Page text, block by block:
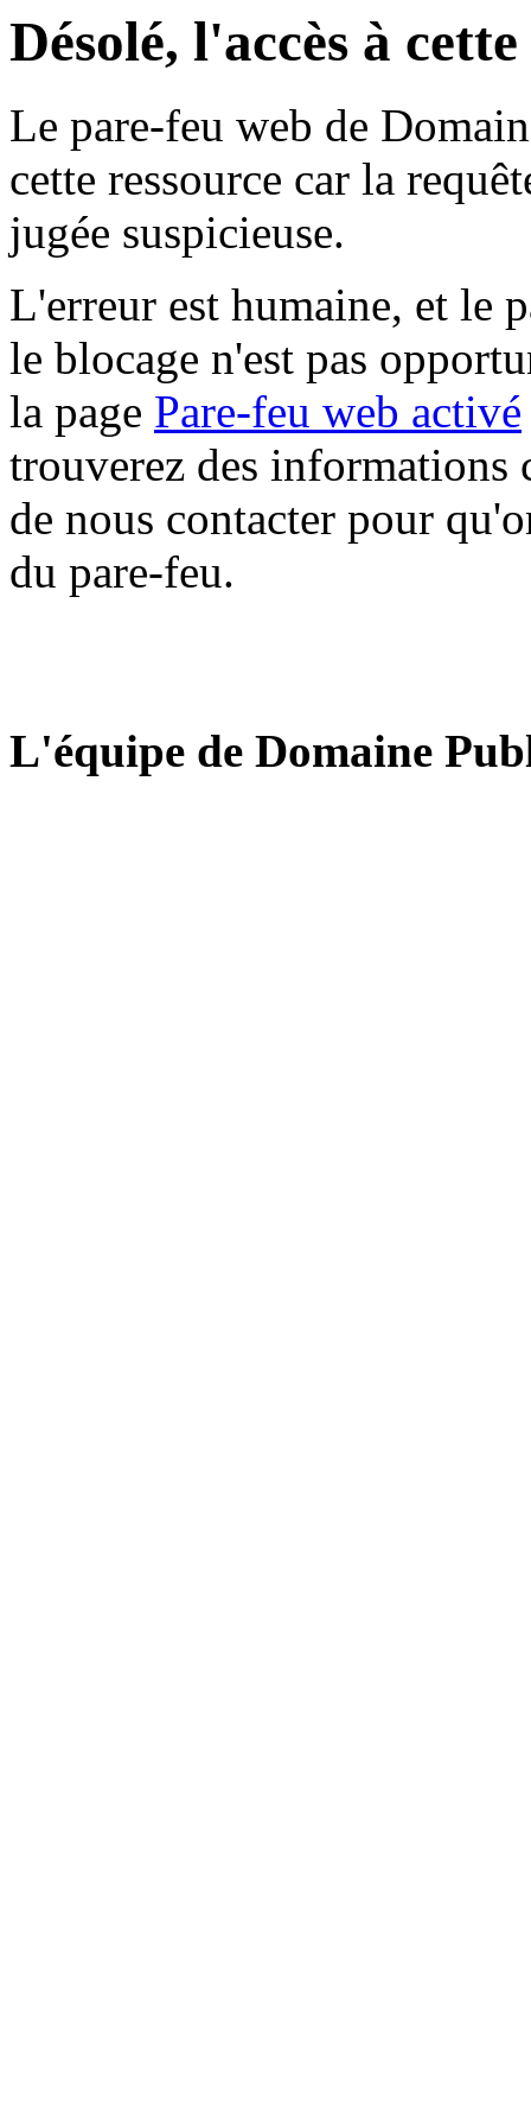
Désolé, l'accès à
Le pare-feu web de
cette ressource car la
jugée suspicieuse.
L'erreur est humaine, et le
le blocage n'est pas
la page Pare-feu web activé
trouverez des informations
de nous contacter pour
du pare-feu.
L'équipe de Domaine